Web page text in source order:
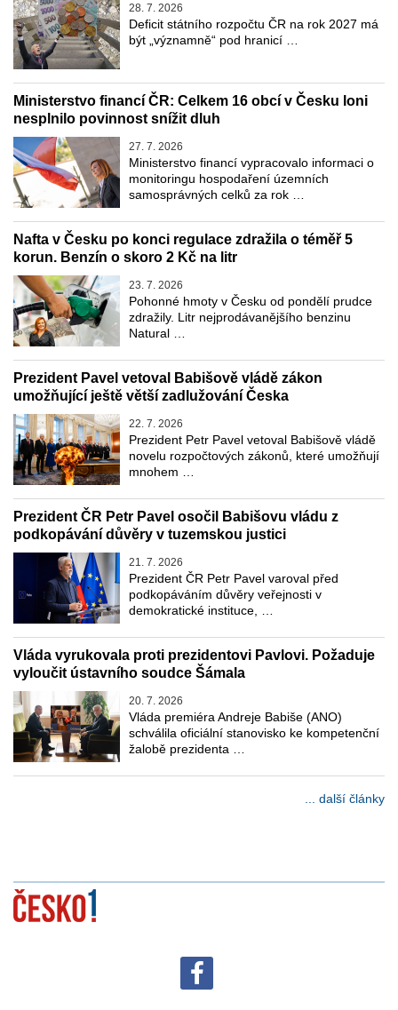
28. 7. 2026
Deficit státního rozpočtu ČR na rok 2027 má
být „významně“ pod hranicí …
Ministerstvo financí ČR: Celkem 16 obcí v Česku loni
nesplnilo povinnost snížit dluh
27. 7. 2026
Ministerstvo financí vypracovalo informaci o
monitoringu hospodaření územních
samosprávných celků za rok …
Nafta v Česku po konci regulace zdražila o téměř 5
korun. Benzín o skoro 2 Kč na litr
23. 7. 2026
Pohonné hmoty v Česku od pondělí prudce
zdražily. Litr nejprodávanějšího benzinu
Natural …
Prezident Pavel vetoval Babišově vládě zákon
umožňující ještě větší zadlužování Česka
22. 7. 2026
Prezident Petr Pavel vetoval Babišově vládě
novelu rozpočtových zákonů, které umožňují
mnohem …
Prezident ČR Petr Pavel osočil Babišovu vládu z
podkopávání důvěry v tuzemskou justici
21. 7. 2026
Prezident ČR Petr Pavel varoval před
podkopáváním důvěry veřejnosti v
demokratické instituce, …
Vláda vyrukovala proti prezidentovi Pavlovi. Požaduje
vyloučit ústavního soudce Šámala
20. 7. 2026
Vláda premiéra Andreje Babiše (ANO)
schválila oficiální stanovisko ke kompetenční
žalobě prezidenta …
... další články